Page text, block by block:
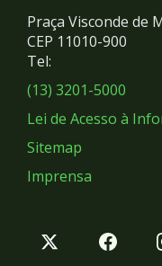
Redes
Sociais
Praça Visconde de
CEP 11010-900
Tel:
(13) 3201-5000
Lei de Acesso à
Sitemap
Imprensa